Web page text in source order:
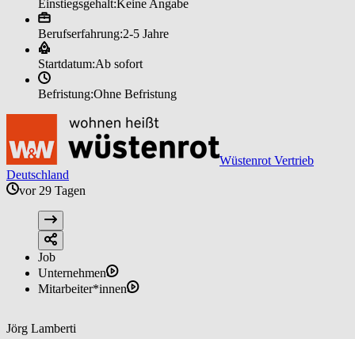
Einstiegsgehalt:Keine Angabe
Berufserfahrung:2-5 Jahre
Startdatum:Ab sofort
Befristung:Ohne Befristung
Wüstenrot Vertrieb
Deutschland
vor 29 Tagen
Job
Unternehmen
Mitarbeiter*innen
Jörg Lamberti